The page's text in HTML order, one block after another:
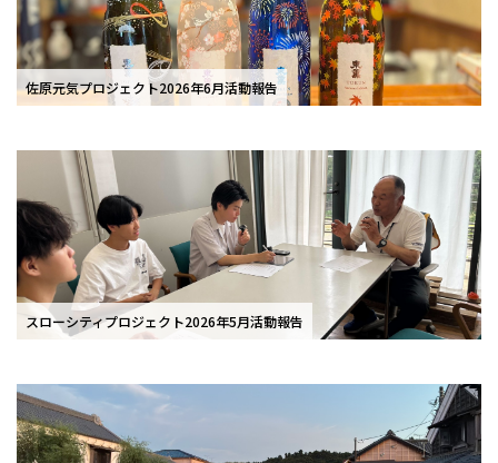
佐原元気プロジェクト2026年6月活動報告
スローシティプロジェクト2026年5月活動報告